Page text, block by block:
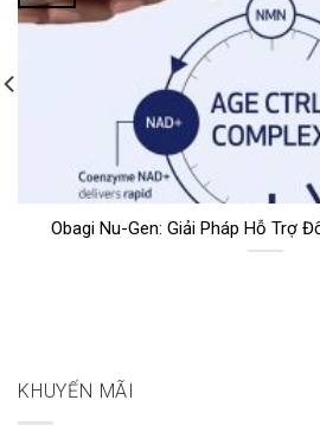
Obagi Nu-Gen: Giải Pháp Hỗ Trợ
KHUYẾN MÃI